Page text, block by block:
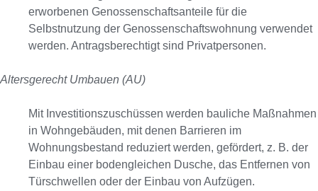
erworbenen Genossenschaftsanteile für die
Selbstnutzung der Genossenschaftswohnung verwendet
werden. Antragsberechtigt sind Privatpersonen.
Altersgerecht Umbauen (AU)
Mit Investitionszuschüssen werden bauliche Maßnahmen
in Wohngebäuden, mit denen Barrieren im
Wohnungsbestand reduziert werden, gefördert, z. B. der
Einbau einer bodengleichen Dusche, das Entfernen von
Türschwellen oder der Einbau von Aufzügen.